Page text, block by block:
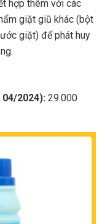
hợp thêm với các
giặt giũ khác (bột
giặt) để phát huy
04/2024): 29.000